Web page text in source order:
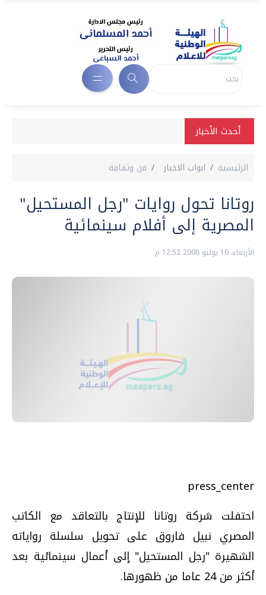
أحدث الأخبار
الرئيسية ابواب الاخبار فن وثقافة
روتانا تحول روايات "رجل المستحيل"
المصرية إلى أفلام سينمائية
الأربعاء، 16 يوليو 2008 12:52 م
press_center
احتفلت شركة روتانا للإنتاج بالتعاقد مع الكاتب
المصري نبيل فاروق على تحويل سلسلة رواياته
الشهيرة "رجل المستحيل" إلى أعمال سينمائية بعد
أكثر من 24 عاما من ظهورها.